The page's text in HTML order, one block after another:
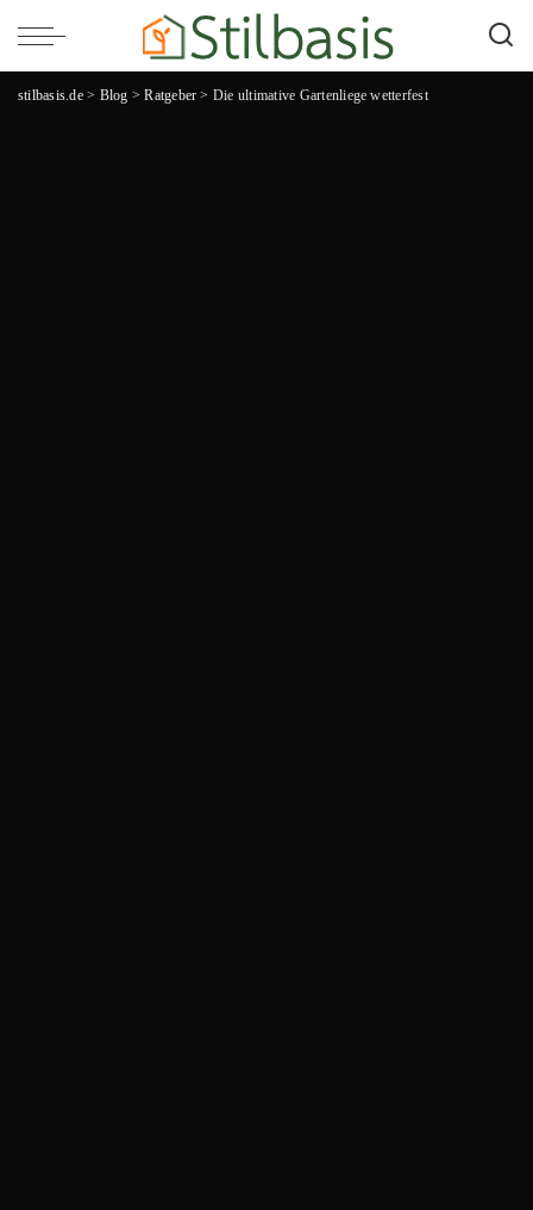
stilbasis.de> Blog >Ratgeber > Die ultimative Gartenliege wetterfest